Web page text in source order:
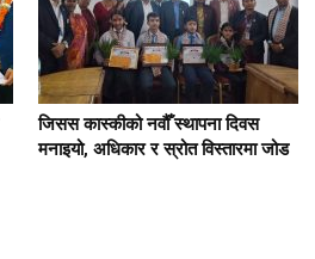
जिसस कास्कीको नवौँ स्थापना दिवस
मनाइयो, अधिकार र स्रोत विस्तारमा जोड